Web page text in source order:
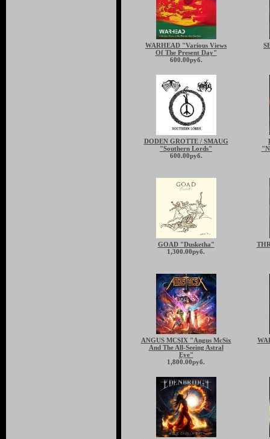
WARHEAD "Various Views
Of The Present Day"
600.00руб.
DODEN GROTTE / SMAUG
"Southern Lords"
600.00руб.
GOAD "Dusketha"
1,300.00руб.
ANGUS MCSIX "Angus McSix
And The All-Seeing Astral
Eye"
1,800.00руб.